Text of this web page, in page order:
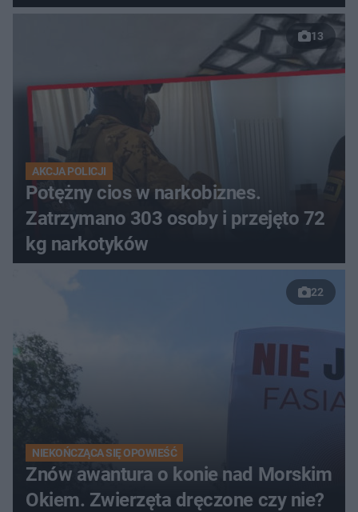
13
AKCJA POLICJI
Potężny cios w narkobiznes.
Zatrzymano 303 osoby i przejęto 72
kg narkotyków
22
NIEKOŃCZĄCA SIĘ OPOWIEŚĆ
Znów awantura o konie nad Morskim
Okiem. Zwierzęta dręczone czy nie?